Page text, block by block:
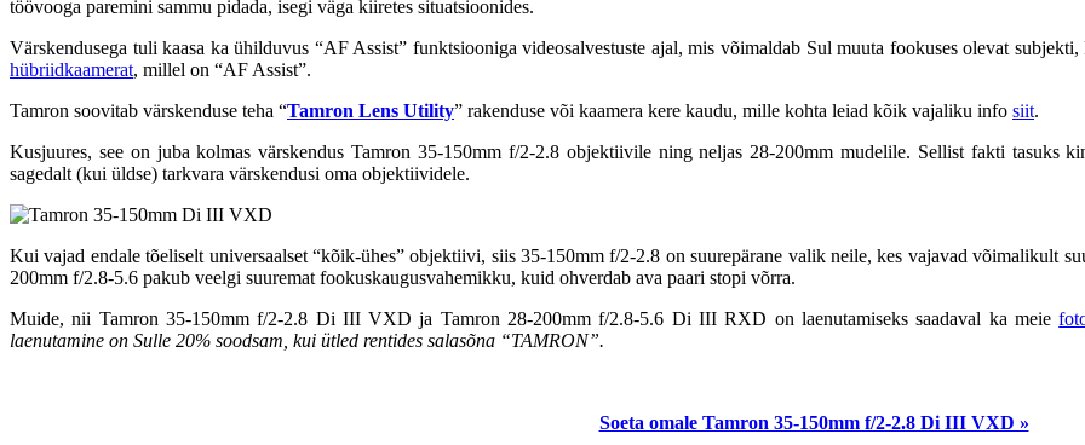
töövooga paremini sammu pidada, isegi väga kiiretes situatsioonides.
Värskendusega tuli kaasa ka ühilduvus “AF Assist” funktsiooniga videosalvestuste ajal, mis võimaldab Sul muuta fookuses olevat
hübriidkaamerat, millel on “AF Assist”.
Tamron soovitab värskenduse teha “Tamron Lens Utility” rakenduse või kaamera kere kaudu, mille kohta leiad kõik vajaliku info siit.
Kusjuures, see on juba kolmas värskendus Tamron 35-150mm f/2-2.8 objektiivile ning neljas 28-200mm mudelile. Sellist fakti tasuks
sagedalt (kui üldse) tarkvara värskendusi oma objektiividele.
Kui vajad endale tõeliselt universaalset “kõik-ühes” objektiivi, siis 35-150mm f/2-2.8 on suurepärane valik neile, kes vajavad võimalikult
200mm f/2.8-5.6 pakub veelgi suuremat fookuskaugusvahemikku, kuid ohverdab ava paari stopi võrra.
Muide, nii Tamron 35-150mm f/2-2.8 Di III VXD ja Tamron 28-200mm f/2.8-5.6 Di III RXD on laenutamiseks saadaval ka meie
laenutamine on Sulle 20% soodsam, kui ütled rentides salasõna “TAMRON”.
Soeta omale Tamron 35-150mm f/2-2.8 Di III VXD »